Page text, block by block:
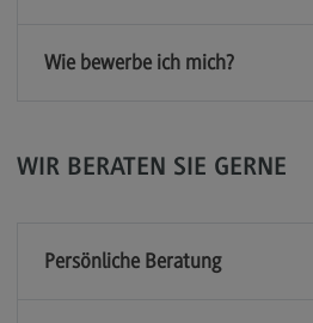
Kontakt
Elektrotechnik und
Rahmenbedingungen
Wie bewerbe ich mich?
WIR BERATEN SIE GERNE
Persönliche Beratung